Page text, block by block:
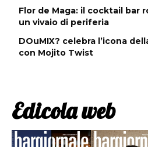
Flor de Maga: il cocktail bar
un vivaio di periferia
DOuMIX? celebra l’icona
con Mojito Twist
Edicola web